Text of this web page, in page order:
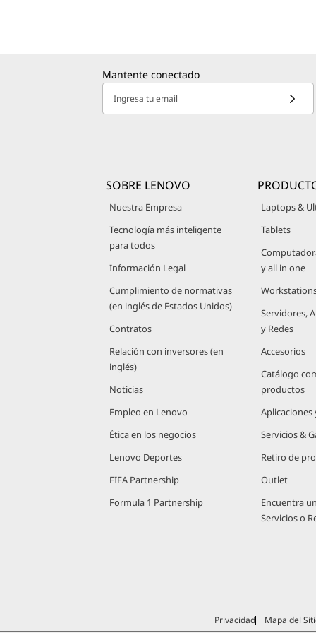
Mantente conectado
Ingresa tu email
SOBRE LENOVO
Nuestra Empresa
Tecnología más inteligente
para todos
Información Legal
Cumplimiento de normativas
(en inglés de Estados Unidos)
Contratos
Relación con inversores (en
inglés)
Noticias
Empleo en Lenovo
Ética en los negocios
Lenovo Deportes
FIFA Partnership
Formula 1 Partnership
Laptops &
Tablets
y all in one
Servidores,
y Redes
Accesorios
Catálogo
productos
Aplicaciones
Servicios &
Retiro de
Outlet
Encuentra
Servicios o
Privacidad
Mapa del